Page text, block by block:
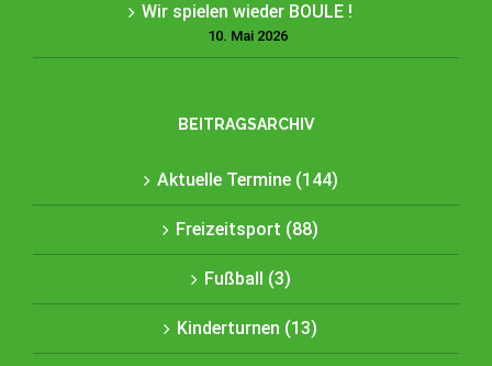
Wir spielen wieder BOULE !
10. Mai 2026
BEITRAGSARCHIV
Aktuelle Termine (144)
Freizeitsport (88)
Fußball (3)
Kinderturnen (13)